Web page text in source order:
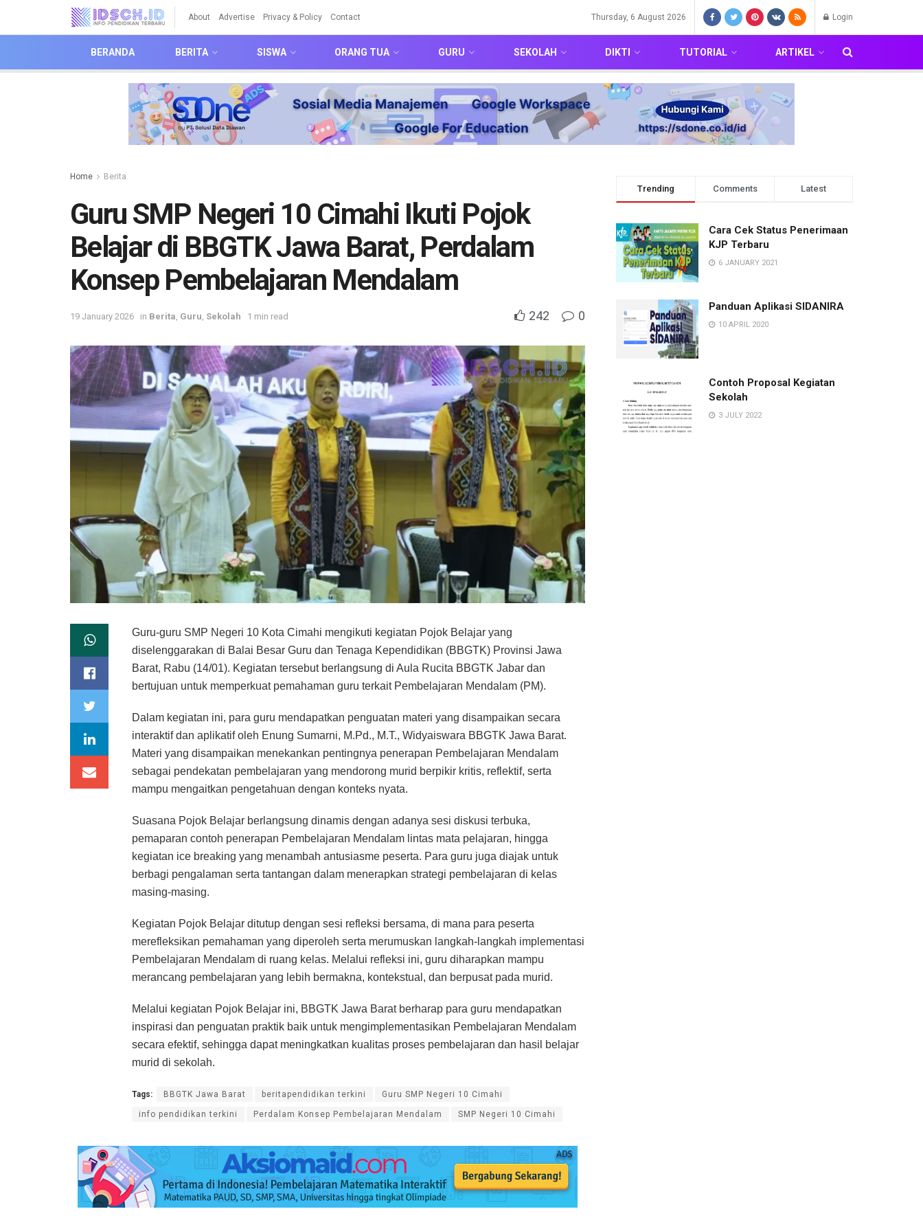
About Advertise Privacy & Policy Contact Thursday, 6 August 2026 Login
BERANDA BERITA SISWA ORANG TUA GURU SEKOLAH DIKTI TUTORIAL ARTIKEL
Home Berita
Guru SMP Negeri 10 Cimahi Ikuti Pojok
Belajar di BBGTK Jawa Barat, Perdalam
Konsep Pembelajaran Mendalam
19 January 2026 in Berita Guru Sekolah 1 min read 242 0
Guru-guru SMP Negeri 10 Kota Cimahi mengikuti kegiatan Pojok Belajar yang
diselenggarakan di Balai Besar Guru dan Tenaga Kependidikan (BBGTK) Provinsi Jawa
Barat, Rabu (14/01). Kegiatan tersebut berlangsung di Aula Rucita BBGTK Jabar dan
bertujuan untuk memperkuat pemahaman guru terkait Pembelajaran Mendalam (PM).
Dalam kegiatan ini, para guru mendapatkan penguatan materi yang disampaikan secara
interaktif dan aplikatif oleh Enung Sumarni, M.Pd., M.T., Widyaiswara BBGTK Jawa Barat.
Materi yang disampaikan menekankan pentingnya penerapan Pembelajaran Mendalam
sebagai pendekatan pembelajaran yang mendorong murid berpikir kritis, reflektif, serta
mampu mengaitkan pengetahuan dengan konteks nyata.
Suasana Pojok Belajar berlangsung dinamis dengan adanya sesi diskusi terbuka,
pemaparan contoh penerapan Pembelajaran Mendalam lintas mata pelajaran, hingga
kegiatan ice breaking yang menambah antusiasme peserta. Para guru juga diajak untuk
berbagi pengalaman serta tantangan dalam menerapkan strategi pembelajaran di kelas
masing-masing.
Kegiatan Pojok Belajar ditutup dengan sesi refleksi bersama, di mana para peserta
merefleksikan pemahaman yang diperoleh serta merumuskan langkah-langkah implementasi
Pembelajaran Mendalam di ruang kelas. Melalui refleksi ini, guru diharapkan mampu
merancang pembelajaran yang lebih bermakna, kontekstual, dan berpusat pada murid.
Melalui kegiatan Pojok Belajar ini, BBGTK Jawa Barat berharap para guru mendapatkan
inspirasi dan penguatan praktik baik untuk mengimplementasikan Pembelajaran Mendalam
secara efektif, sehingga dapat meningkatkan kualitas proses pembelajaran dan hasil belajar
murid di sekolah.
Tags: BBGTK Jawa Barat beritapendidikan terkini Guru SMP Negeri 10 Cimahi
info pendidikan terkini Perdalam Konsep Pembelajaran Mendalam SMP Negeri 10 Cimahi
Trending Comments Latest
Cara Cek Status Penerimaan
KJP Terbaru
6 JANUARY 2021
Panduan Aplikasi SIDANIRA
10 APRIL 2020
Contoh Proposal Kegiatan
Sekolah
3 JULY 2022